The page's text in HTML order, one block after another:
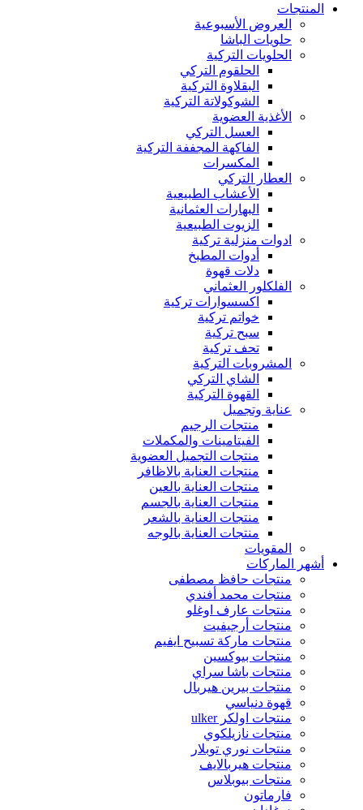
المنتجات
العروض الأسبوعية
حلويات الباشا
الحلويات التركية
الحلقوم التركي
البقلاوة التركية
الشوكولاتة التركية
الأغذية العضوية
العسل التركي
الفاكهة المجففة التركية
المكسرات
العطار التركي
الأعشاب الطبيعية
البهارات العثمانية
الزيوت الطبيعية
ادوات منزلية تركية
أدوات المطبخ
دلات قهوة
الفلكلور العثماني
اكسسوارات تركية
خواتم تركية
سبح تركية
تحف تركية
المشروبات التركية
الشاي التركي
القهوة التركية
عناية وتجميل
منتجات الرجيم
الفيتامينات والمكملات
منتجات التجميل العضوية
منتجات العناية بالاظافر
منتجات العناية بالعين
منتجات العناية بالجسم
منتجات العناية بالشعر
منتجات العناية بالوجه
المقويات
أشهر الماركات
منتجات حافظ مصطفى
منتجات محمد أفندي
منتجات عارف اوغلو
منتجات أرجيفيت
منتجات ماركة تسبيح ايفيم
منتجات بيوكسين
منتجات باشا سراي
منتجات بيرين هيربال
قهوة دنياسي
منتجات اولكر ulker
منتجات نازيلكوي
منتجات نوري توبلار
منتجات هيربالايف
منتجات بيوبلاس
فارماتون